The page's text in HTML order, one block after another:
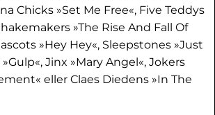
Chicks »Set Me Free«, Five Teddys
»The Rise And Fall Of
»Hey Hey«, Sleepstones »Just
Jinx »Mary Angel«, Jokers
eller Claes Diedens »In The